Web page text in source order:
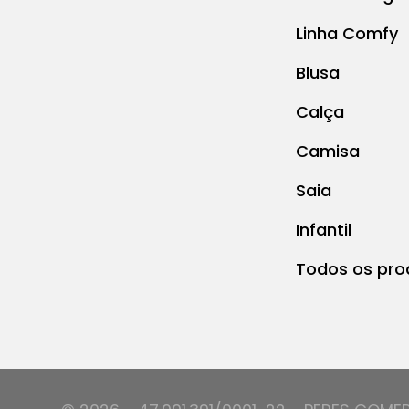
Linha Comfy
Blusa
Calça
Camisa
Saia
Infantil
Todos os